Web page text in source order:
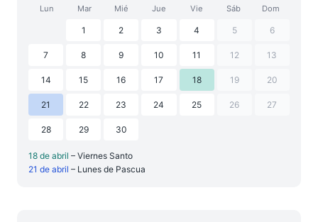
Lun Mar Mié Jue Vie Sáb Dom
1 2 3 4 5 6
7 8 9 10 11 12 13
14 15 16 17 18 19 20
21 22 23 24 25 26 27
28 29 30
18 de abril – Viernes Santo
21 de abril – Lunes de Pascua